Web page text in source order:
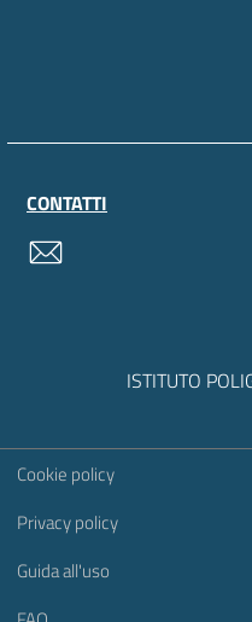
CONTATTI
ISTITUTO
Sezione Link Utili
Cookie policy
Privacy policy
Guida all'uso